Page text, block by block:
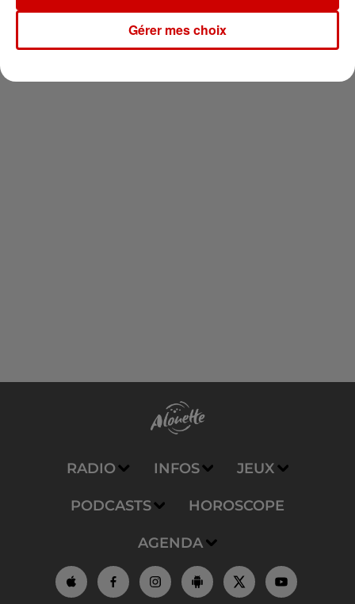
Newsletter
RADIO INFOS JEUX
PODCASTS HOROSCOPE
AGENDA
Gérer mes choix